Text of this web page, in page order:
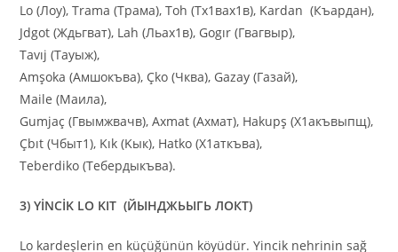
Lo (Лоу), Trama (Трама), Toh (Тх1вах1в), Kardan (Къардан),
Jdgot (Ждьгват), Lah (Льах1в), Gogır (Гвагвыр),
Tavıj (Тауыж),
Amşoka (Амшокъва), Çko (Чква), Gazay (Газай),
Maile (Маила),
Gumjaç (Гвымжвачв), Axmat (Ахмат), Hakupş (Х1акъвыпщ),
Çbıt (Чбыт1), Kık (Kык), Hatko (X1aткъва),
Teberdiko (Тебердыкъва).
3) YİNCİK LO KIT (ЙЫНДЖЬЫГЬ ЛОКТ)
Lo kardeşlerin en küçüğünün köyüdür. Yincik nehrinin sağ